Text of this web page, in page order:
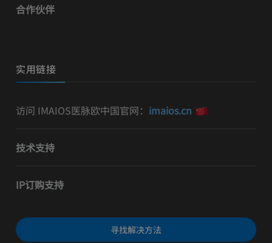
合作伙伴
实用链接
访问 IMAIOS医脉欧中国官网： imaios.cn
技术支持
IP订购支持
寻找解决方法